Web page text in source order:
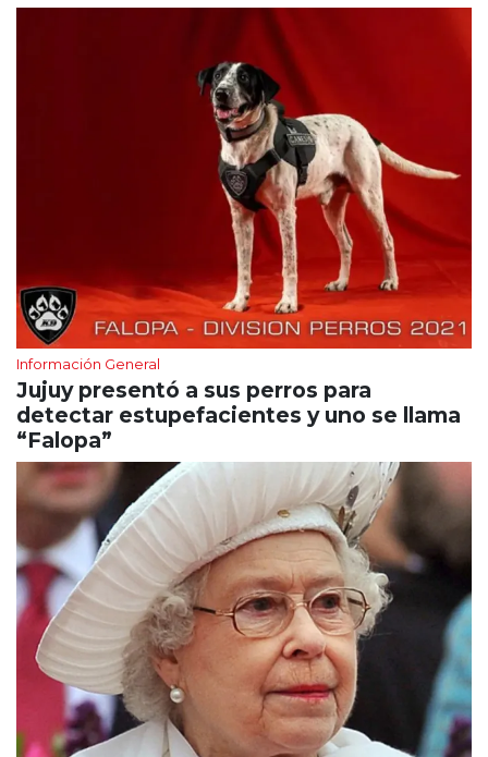
Información General
Jujuy presentó a sus perros para
detectar estupefacientes y uno se llama
“Falopa”